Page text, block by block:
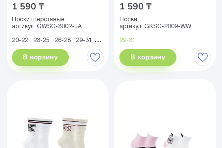
1 590 ₸
Носки шерстяные
артикул: GWSC-3002-JA
20-22 23-25 26-28 29-31 32-34 35-38
В корзину
1 590 ₸
Носки
артикул: GKSC-2009-WW
29-31
В корзину